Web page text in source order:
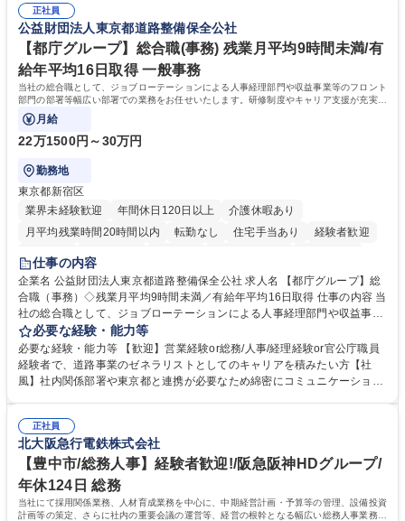
表するインフラ企業 #ポテンシャル採用
72.html ■エネルギーセキュリティの不安定化や気候変動による自然災害の
甚大化など、これまで以上に社会課題解決の重要性が高まっています。
「未来の日常」の創造に向けて持続可能な社会の実現に貢献してまいりま
す。 学歴・資格 学歴：大学院 大学 語学力： 資格：
正社員
公益財団法人東京都道路整備保全公社
【都庁グループ】総合職(事務) 残業月平均9時間未満/有
給年平均16日取得 一般事務
当社の総合職として、ジョブローテーションによる人事経理部門や収益事業等のフロント
部門の部署等幅広い部署での業務をお任せいたします。研修制度やキャリア支援が充実し
ております！ ※下記業務詳細
月給
22万1500円～30万円
勤務地
東京都新宿区
業界未経験歓迎
年間休日120日以上
介護休暇あり
月平均残業時間20時間以内
転勤なし 住宅手当あり
経験者歓迎
研修あり
退職金あり
駅近5分以内
資格取得手当あり 食事補助あり
仕事の内容
企業名 公益財団法人東京都道路整備保全公社 求人名 【都庁グループ】総
合職（事務）◇残業月平均9時間未満／有給年平均16日取得 仕事の内容 当
社の総合職として、ジョブローテーションによる人事経理部門や収益事業
等のフロント部門の部署等幅広い部署での業務をお任せいたします。研修
制度やキャリア支援が充実しております！ ※下記業務詳細 【業務詳細】■
管理部門：広報、人事、経理など当公社の運営に係る管理業務 ■収益部
門：駐車場の新規開拓、管理運営、新宿駅西口広場の「イベントコーナ
道路施設や道路工事現場の見学ツアー事業 ※入社後は上記いずれかの部門
へ配属。※業務内容変更の範囲：会社の定める業務 募集職種 【都庁グル
ープ】総合職（事務）◇残業月平均9時間未満／有給年平均16日取得
必要な経験・能力等
必要な経験・能力等 【歓迎】営業経験or総務/人事/経理経験or官公庁職員
経験者で、道路事業のゼネラリストとしてのキャリアを積みたい方【社
風】社内関係部署や東京都と連携が必要なため綿密にコミュニケーション
部門など多岐に渡る業務を経験できます。 ■様々なプロジェクト：駐車場
事業の他、新宿駅西口広場内に設置された照明を兼ねた広告「ブライトサ
イン」の管理運営を行うなど、事業収益を生み出す活動を積極的に行って
います。 学歴・資格 学歴：大学院 大学 高専 短大 専修学校 高校 語学力：
資格：
正社員
北大阪急行電鉄株式会社
【豊中市/総務人事】経験者歓迎!/阪急阪神HDグループ/
年休124日 総務
当社にて採用関係業務、人材育成業務を中心に、中期経営計画・予算等の管理、設備投資
計画等の策定、さらに社内の重要会議の運営等、経営の根幹となる幅広い総務人事業務全